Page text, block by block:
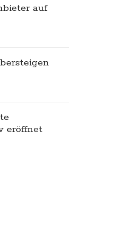
auf
eröffnet